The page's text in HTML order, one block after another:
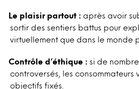
Le plaisir partout : après avoir
sortir des sentiers battus pour
virtuellement que dans le monde
Contrôle d’éthique : si de
controversés, les
objectifs fixés.